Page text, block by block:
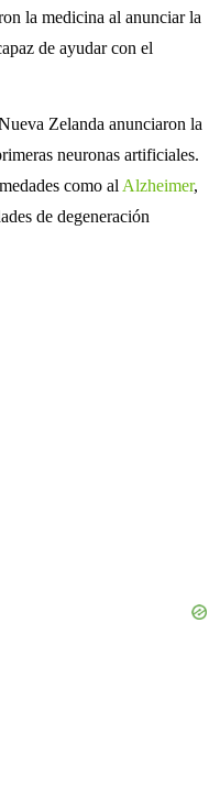
la medicina al anunciar la
de ayudar con el
Zelanda anunciaron la
neuronas artificiales.
como al Alzheimer,
de degeneración